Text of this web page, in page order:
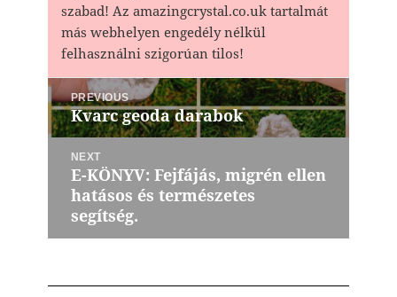
szabad! Az amazingcrystal.co.uk tartalmát
más webhelyen engedély nélkül
felhasználni szigorúan tilos!
Bejegyzés
navigáció
PREVIOUS
Previous
post:
Kvarc geoda darabok
NEXT
Next
post:
E-KÖNYV: Fejfájás, migrén ellen
hatásos és természetes
segítség.